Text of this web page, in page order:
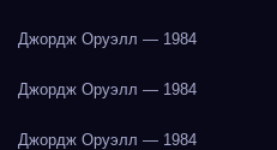
Джордж Оруэлл — 1984
Джордж Оруэлл — 1984
Джордж Оруэлл — 1984